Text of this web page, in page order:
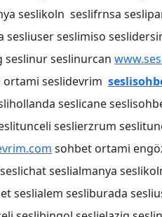
seslikoln seslifrnsa
sesliuser seslimiso
seslinur seslinurcan
seslidevrim
seslicane
seslierzrum
sohbet ortami
seslichat seslialmanya
seslialem sesliburada